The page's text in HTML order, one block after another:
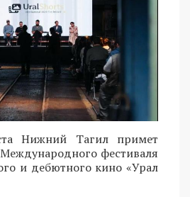
Нижний Тагил примет
фестиваля
и дебютного кино «Урал